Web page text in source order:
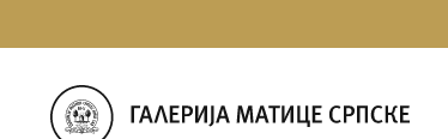
на